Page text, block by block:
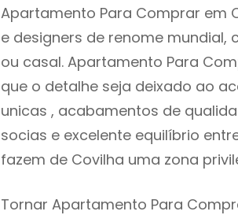
Apartamento Para Comprar em
e designers de renome
ou casal. Apartamento Para
que o detalhe seja deixado ao
unicas , acabamentos de
socias e excelente equilíbrio
fazem de Covilha uma zona
Tornar Apartamento Para